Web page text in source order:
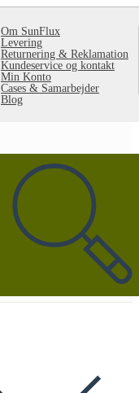
Om SunFlux
Levering
Returnering & Reklamation
Kundeservice og kontakt
Min Konto
Cases & Samarbejder
Blog